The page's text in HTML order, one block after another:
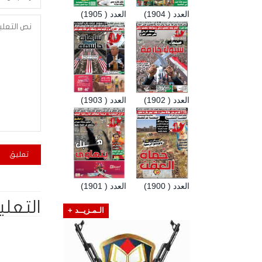
العدد ( 1905) العدد ( 1904)
العدد ( 1903) العدد ( 1902)
العدد ( 1901) العدد ( 1900)
الـمـزيــد +